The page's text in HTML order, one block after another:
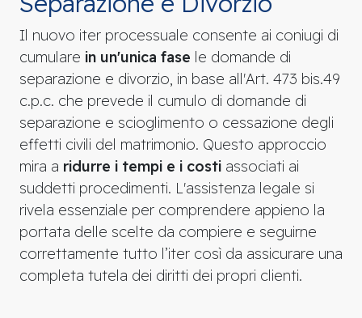
Il nuovo iter processuale consente ai coniugi di
cumulare in un'unica fase le domande di
separazione e divorzio, in base all'Art. 473 bis.49
c.p.c. che prevede il cumulo di domande di
separazione e scioglimento o cessazione degli
effetti civili del matrimonio. Questo approccio
mira a ridurre i tempi e i costi associati ai
suddetti procedimenti. L'assistenza legale si
rivela essenziale per comprendere appieno la
portata delle scelte da compiere e seguirne
correttamente tutto l’iter così da assicurare una
completa tutela dei diritti dei propri clienti.